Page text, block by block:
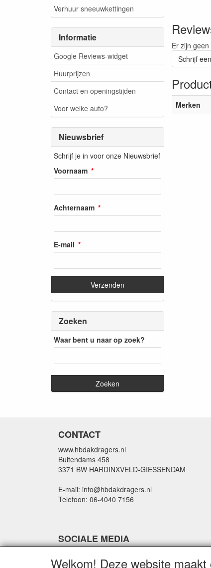
Verhuur sneeuwkettingen
Informatie
Google Reviews-widget
Huurprijzen
Contact en openingstijden
Voor welke auto?
Nieuwsbrief
Schrijf je in voor onze Nieuwsbrief
Voornaam
Achternaam
E-mail
Zoeken
Waar bent u naar op zoek?
Er zijn
Schrijf
Merken
CONTACT
www.hbdakdragers.nl
Buitendams 458
3371 BW HARDINXVELD-GIESSENDAM
E-mail: info@hbdakdragers.nl
Telefoon: 06-4040 7156
SOCIALE MEDIA
Welkom! Deze website